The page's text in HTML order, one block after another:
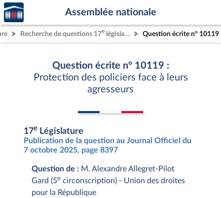
Aller au contenu
Aller en bas de la page
Accèder
à la
page
d'accueil
Assemblée nationale
Recherche de questions 17e législature Question écrite n° 10119
Question écrite n° 10119 :
Protection des policiers face à leurs
agresseurs
17e Législature
Publication de la question au Journal Officiel du
7 octobre 2025, page 8397
Question de : M. Alexandre Allegret-Pilot
Gard (5e circonscription) - Union des droites
pour la République